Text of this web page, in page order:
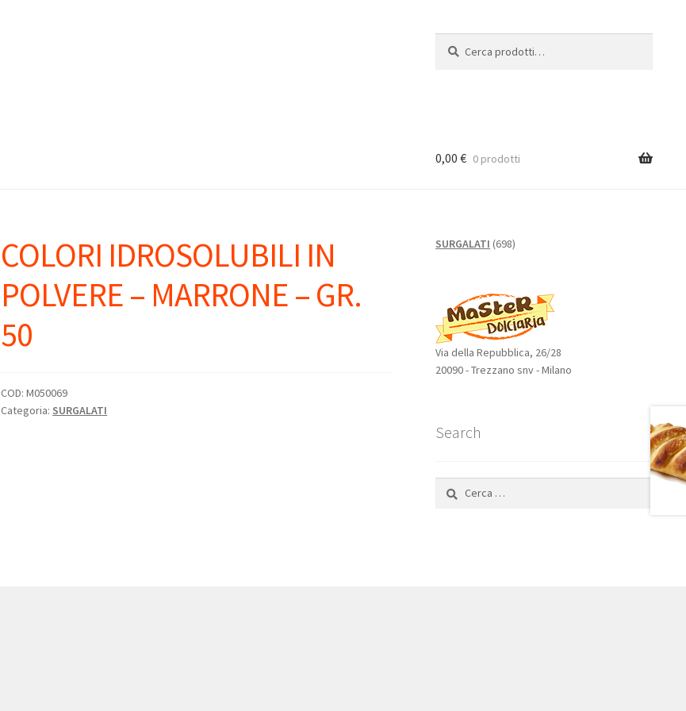
0,00€ 0 prodotti
COLORI IDROSOLUBILI IN
POLVERE – MARRONE – GR.
50
COD:M050069
Categoria: SURGALATI
SURGALATI 698698
Via della Repubblica, 26/28
20090 - Trezzano snv - Milano
Search
per: